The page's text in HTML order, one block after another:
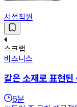
서점직원
스크랩
비즈니스
같은 소재로 표현된
6분